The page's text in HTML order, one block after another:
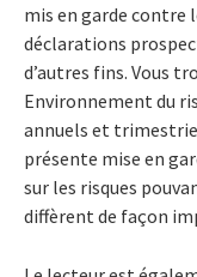
mis en garde contre
déclarations
d’autres fins. Vous
Environnement du
annuels et
présente mise en
sur les risques
diffèrent de façon